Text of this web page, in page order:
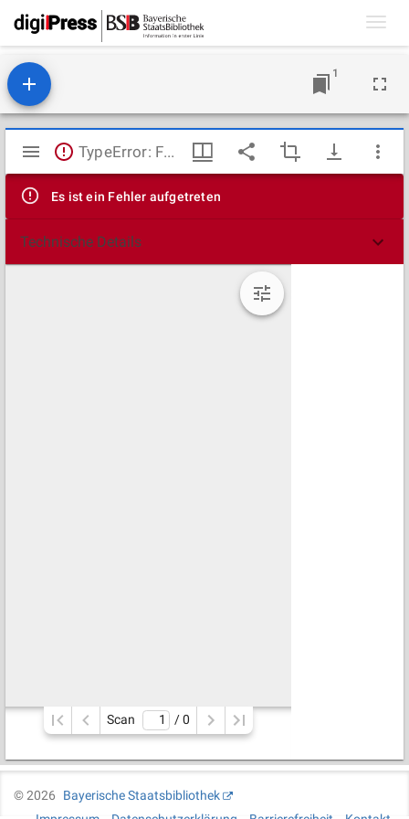
1
Mirador
Viewer
TypeError: Failed to fetch
Es ist ein Fehler aufgetreten
Technische Details
Scan / 0
©2026
Bayerische Staatsbibliothek